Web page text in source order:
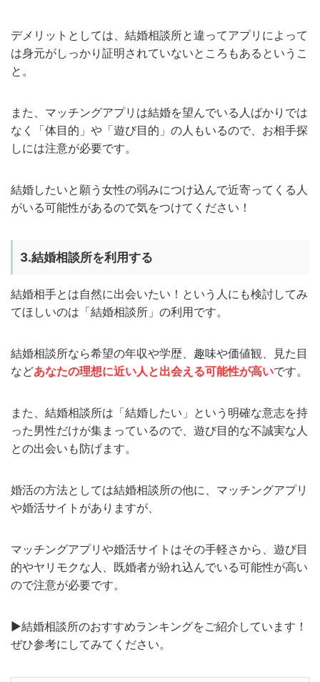
デメリットとしては、結婚相談所と違ってアプリによって
は身元がしっかり証明されていないところもあるというこ
と。
また、マッチングアプリは結婚を望んでいる人ばかりでは
なく「体目的」や「遊び目的」の人もいるので、お相手探
しには注意が必要です。
結婚したいと願う女性の弱みにつけ込んで近寄ってくる人
がいる可能性があるので気をつけてください！
3.結婚相談所を利用する
結婚相手とは自然に出会いたい！という人にも検討してみ
てほしいのは「結婚相談所」の利用です。
結婚相談所なら希望の年収や学歴、趣味や価値観、見た目
などあなたの理想に近い人と出会える可能性が高いです。
また、結婚相談所は「結婚したい」という明確な意志を持
った男性だけが集まっているので、遊び目的な不誠実な人
との出会いも防げます。
婚活の方法としては結婚相談所の他に、マッチングアプリ
や婚活サイトがありますが、
マッチングアプリや婚活サイトはその手軽さから、遊び目
的やヤリモクな人、既婚者が紛れ込んでいる可能性が高い
ので注意が必要です。
▶︎結婚相談所のおすすめランキングをご紹介しています！
ぜひ参考にしてみてください。